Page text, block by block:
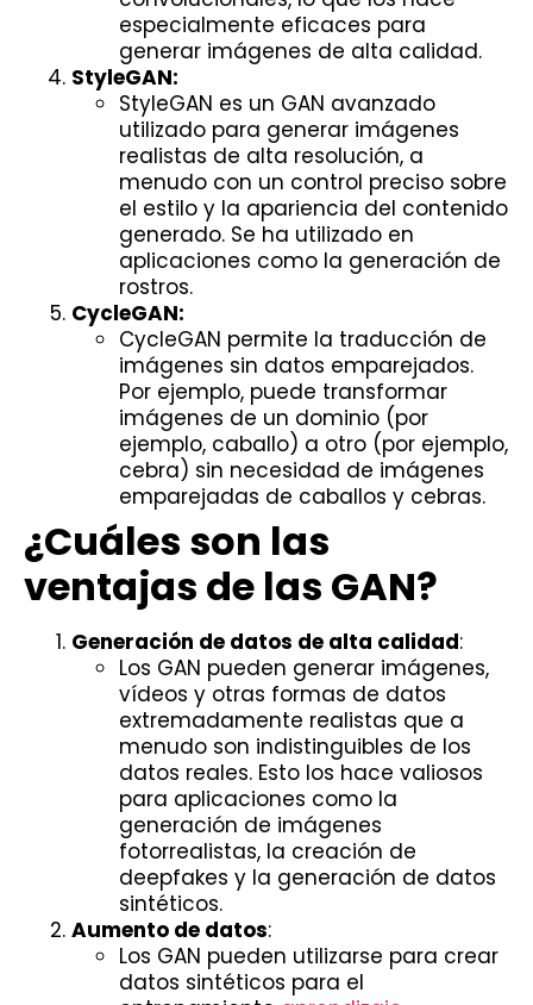
especialmente eficaces para
generar imágenes de alta calidad.
StyleGAN:
StyleGAN es un GAN avanzado
utilizado para generar imágenes
realistas de alta resolución, a
menudo con un control preciso sobre
el estilo y la apariencia del contenido
generado. Se ha utilizado en
aplicaciones como la generación de
rostros.
CycleGAN:
CycleGAN permite la traducción de
imágenes sin datos emparejados.
Por ejemplo, puede transformar
imágenes de un dominio (por
ejemplo, caballo) a otro (por ejemplo,
cebra) sin necesidad de imágenes
emparejadas de caballos y cebras.
¿Cuáles son las
ventajas de las GAN?
Generación de datos de alta calidad:
Los GAN pueden generar imágenes,
vídeos y otras formas de datos
extremadamente realistas que a
menudo son indistinguibles de los
datos reales. Esto los hace valiosos
para aplicaciones como la
generación de imágenes
fotorrealistas, la creación de
deepfakes y la generación de datos
sintéticos.
Aumento de datos:
Los GAN pueden utilizarse para crear
datos sintéticos para el